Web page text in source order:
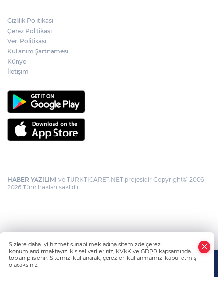
Gizlilik Politikası
Çerez Politikası
Veri Politikası
Kullanım Şartnamesi
Künye
İletişim
HABER YAZILIMI ve TURKTICARET.NET projesidir Copyright© 2006-
2026 Tüm hakları saklıdır.
Sizlere daha iyi hizmet sunabilmek adına sitemizde çerez
konumlandırmaktayız. Kişisel verileriniz, KVKK ve GDPR kapsamında
toplanıp işlenir. Sitemizi kullanarak, çerezleri kullanmamızı kabul etmiş
olacaksınız.